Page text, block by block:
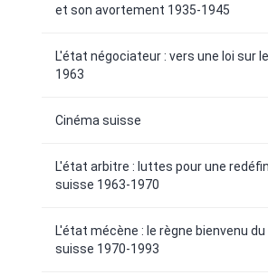
et son avortement 1935-1945
L'état négociateur : vers une loi sur
1963
Cinéma suisse
L'état arbitre : luttes pour une
suisse 1963-1970
L'état mécène : le règne bienvenu
suisse 1970-1993